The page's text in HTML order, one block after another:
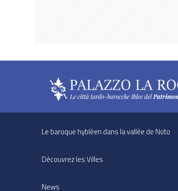
Le baroque hybléen dans la vallée de Noto
Découvrez les Villes
News